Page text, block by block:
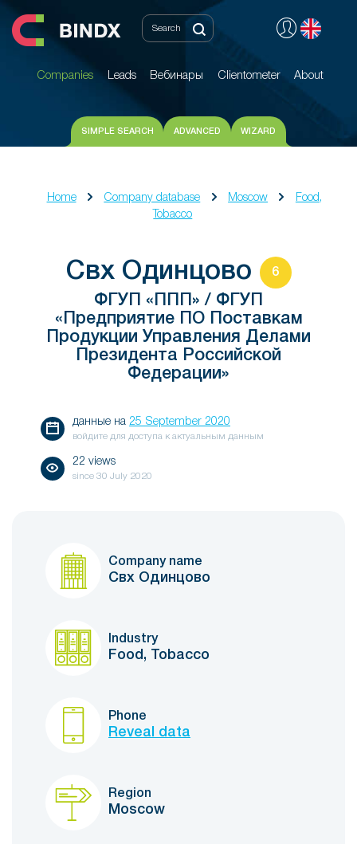
Companies Leads Вебинары Clientometer About
Companies Leads Вебинары Clientometer About
SIMPLE SEARCH ADVANCED WIZARD
Home Company database Moscow
Food,
Tobacco
Свх Одинцово 6
ФГУП «ППП» / ФГУП
«Предприятие ПО Поставкам
Продукции Управления Делами
Президента Российской
Федерации»
данные на 25 September 2020
войдите для доступа к актуальным данным
22 views
since 30 July 2020
Company name
Свх Одинцово
Industry
Food, Tobacco
Phone
Reveal data
Region
Moscow